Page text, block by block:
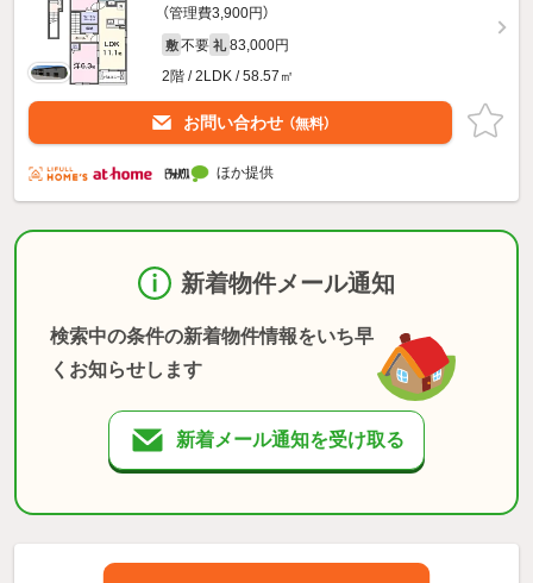
（管理費3,900円）
敷 不要 礼 83,000円
2階 / 2LDK / 58.57㎡
お問い合わせ （無料）
ほか提供
新着物件メール通知
検索中の条件の新着物件情報をいち早
くお知らせします
新着メール通知を受け取る